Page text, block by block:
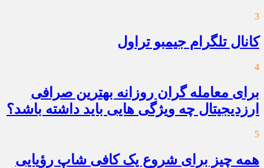
3
کانال تلگرام جیمبو تراول
4
برای معامله گران روزانه بهترین صرافی
ارزدیجیتال چه ویژگی هایی باید داشته باشد؟
5
همه چیز برای شروع یک کافی شاپ رؤیایی